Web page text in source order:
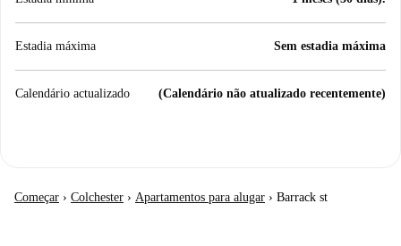
Estadia máxima Sem estadia máxima
Calendário actualizado (Calendário não atualizado recentemente)
Começar › Colchester › Apartamentos para alugar › Barrack st